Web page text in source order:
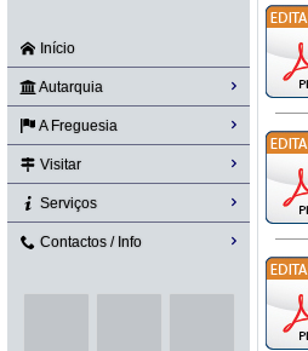
Início
Autarquia
A Freguesia
Visitar
Serviços
Contactos / Info